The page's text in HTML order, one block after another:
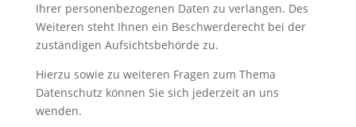
Ihrer personenbezogenen Daten zu verlangen. Des
Weiteren steht Ihnen ein Beschwerderecht bei der
zuständigen Aufsichtsbehörde zu.
Hierzu sowie zu weiteren Fragen zum Thema
Datenschutz können Sie sich jederzeit an uns
wenden.